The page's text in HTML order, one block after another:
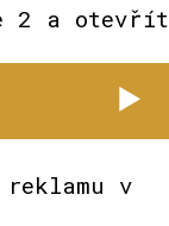
2 a otevřít
v